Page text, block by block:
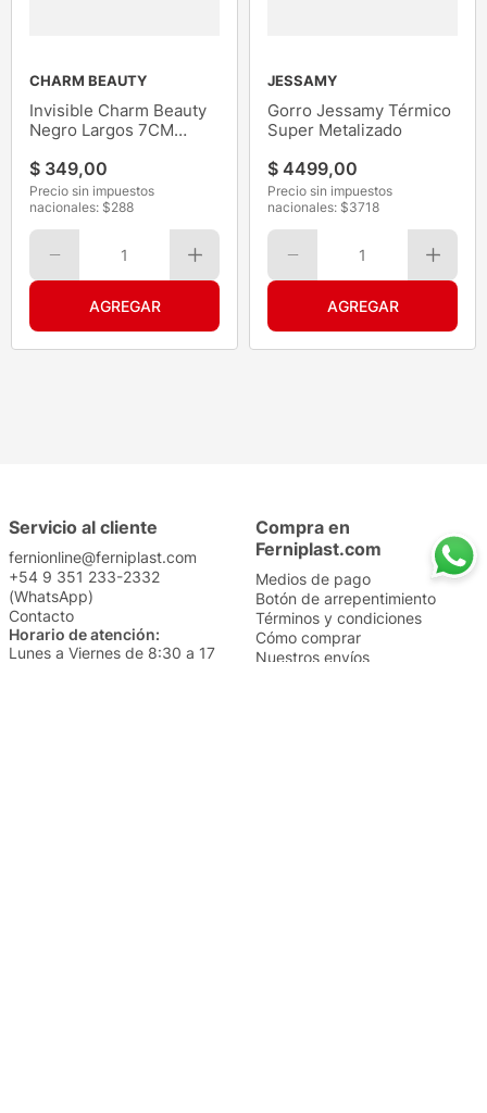
CHARM BEAUTY
Invisible Charm Beauty
Negro Largos 7CM
$ 349,00
Precio sin impuestos
nacionales: $288
1
JESSAMY
Gorro Jessamy Térmico
Super Metalizado
$ 4499,00
Precio sin impuestos
nacionales: $3718
1
Servicio al cliente
fernionline@ferniplast.com
+54 9 351 233-2332
(WhatsApp)
Contacto
Horario de atención:
Lunes a Viernes de 8:30 a 17
Compra en
Ferniplast.com
Medios de pago
Botón de arrepentimiento
Términos y condiciones
Cómo comprar
Nuestros envíos